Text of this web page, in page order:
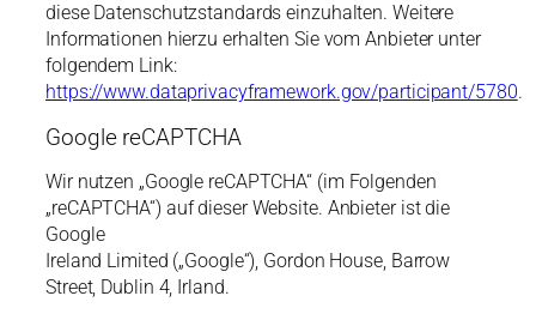
diese Datenschutzstandards einzuhalten. Weitere
Informationen hierzu erhalten Sie vom Anbieter unter
folgendem Link:
https://www.dataprivacyframework.gov/participant/5780.
Google reCAPTCHA
Wir nutzen „Google reCAPTCHA“ (im Folgenden
„reCAPTCHA“) auf dieser Website. Anbieter ist die
Google
Ireland Limited („Google“), Gordon House, Barrow
Street, Dublin 4, Irland.